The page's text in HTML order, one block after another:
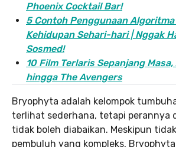
Phoenix Cocktail Bar!
5 Contoh Penggunaan Algoritma
Kehidupan Sehari-hari | Nggak
Sosmed!
10 Film Terlaris Sepanjang
hingga The Avengers
Bryophyta adalah kelompok
terlihat sederhana, tetapi perannya
tidak boleh diabaikan. Meskipun
pembuluh yang kompleks,